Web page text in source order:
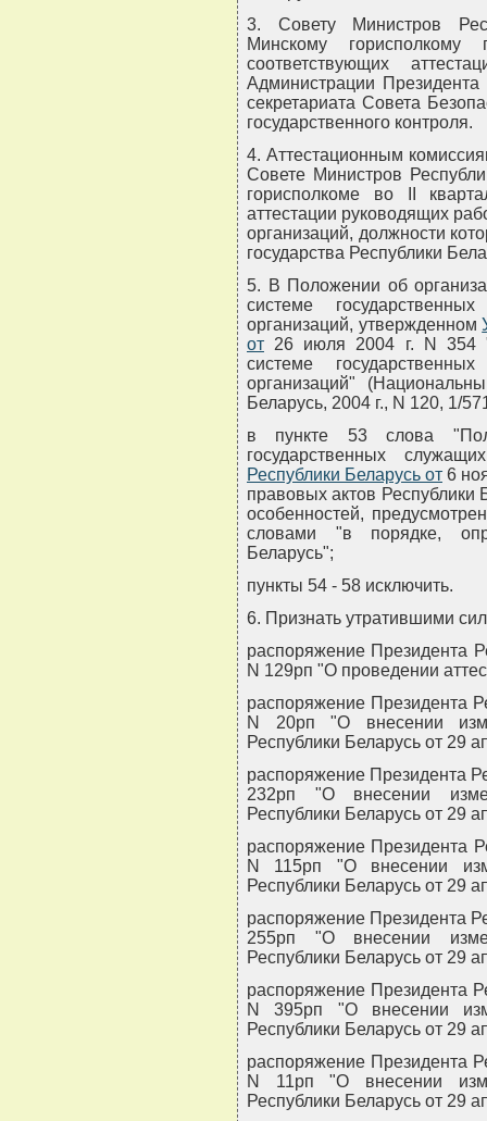
3. Совету Министров
Минскому горисполкому
соответствующих
Администрации Президента
секретариата Совета
государственного контроля.
4. Аттестационным
Совете Министров
горисполкоме во II
аттестации руководящих
организаций, должности
государства Республики
5. В Положении об
системе
организаций, утвержденном
от 26 июля 2004 г. N 354
системе
организаций"
Беларусь, 2004 г., N 120, 1/
в пункте 53 слова
государственных
Республики Беларусь от 6
правовых актов Республики
особенностей,
словами "в порядке,
Беларусь";
пункты 54 - 58 исключить.
6. Признать утратившими
распоряжение Президента
N 129рп "О проведении
распоряжение Президента
N 20рп "О внесении
Республики Беларусь от 29
распоряжение Президента
232рп "О внесении
Республики Беларусь от 29
распоряжение Президента
N 115рп "О внесении
Республики Беларусь от 29
распоряжение Президента
255рп "О внесении
Республики Беларусь от 29
распоряжение Президента
N 395рп "О внесении
Республики Беларусь от 29
распоряжение Президента
N 11рп "О внесении
Республики Беларусь от 29